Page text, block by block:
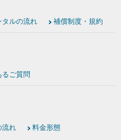
タルの流れ 補償制度・規約
るご質問
流れ
料金形態